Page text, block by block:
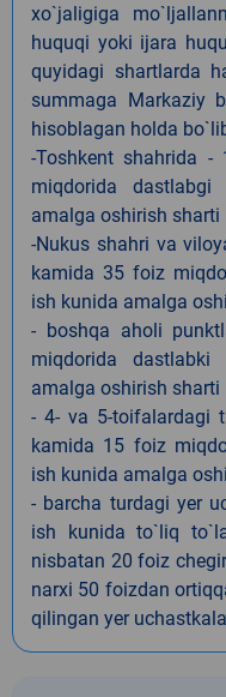
xo`jaligiga
huquqi yoki ijara
quyidagi shartlarda
summaga Markaziy
hisoblagan holda
-Toshkent shahrida
miqdorida
amalga oshirish sharti
-Nukus shahri va
kamida 35 foiz
ish kunida amalga
- boshqa aholi
miqdorida
amalga oshirish sharti
- 4- va 5-toifalardagi
kamida 15 foiz
ish kunida amalga
- barcha turdagi yer
ish kunida to`liq
nisbatan 20 foiz
narxi 50 foizdan
qilingan yer